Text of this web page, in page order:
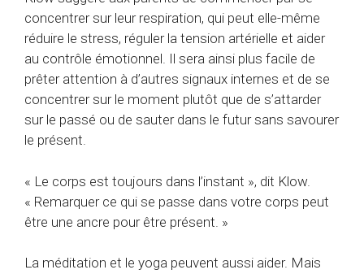
concentrer sur leur respiration, qui peut elle-même
réduire le stress, réguler la tension artérielle et aider
au contrôle émotionnel. Il sera ainsi plus facile de
prêter attention à d’autres signaux internes et de se
concentrer sur le moment plutôt que de s’attarder
sur le passé ou de sauter dans le futur sans savourer
le présent.
« Le corps est toujours dans l’instant », dit Klow.
« Remarquer ce qui se passe dans votre corps peut
être une ancre pour être présent. »
La méditation et le yoga peuvent aussi aider. Mais